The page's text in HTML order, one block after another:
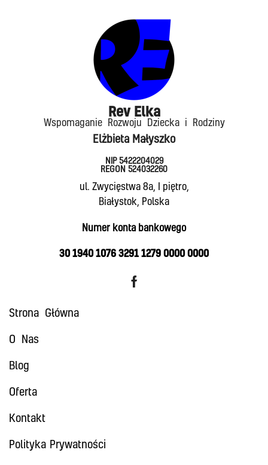
Rev Elka​
Wspomaganie Rozwoju Dziecka i Rodziny
Elżbieta Małyszko
NIP 5422204029
REGON 524032260
ul. Zwycięstwa 8a, I piętro,
Białystok, Polska
Numer konta bankowego
30 1940 1076 3291 1279 0000 0000
Strona Główna
O Nas
Blog
Oferta
Kontakt
Polityka Prywatności